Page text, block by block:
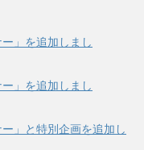
」を追加しまし
」を追加しまし
」と特別企画を追加し